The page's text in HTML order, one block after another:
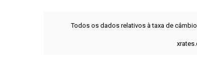
Todos os dados relativos à taxa de